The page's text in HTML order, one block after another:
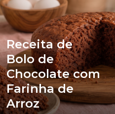
Receita de
Bolo de
Chocolate com
Farinha de
Arroz